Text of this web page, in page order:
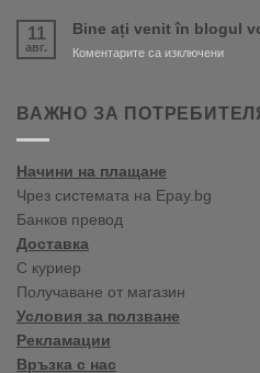
11
авг.
Bine ați venit în blogul
Коментарите са изключениза
venit
ВАЖНО ЗА
Начини на плащане
Чрез системата на Epay.bg
Банков превод
Доставка
С куриер
Получаване от магазин
Условия за ползване
Рекламации
Връзка с нас